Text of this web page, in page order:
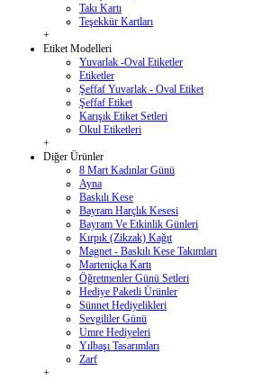
Takı Kartı
Teşekkür Kartları
+
Etiket Modelleri
Yuvarlak -Oval Etiketler
Etiketler
Şeffaf Yuvarlak - Oval Etiket
Şeffaf Etiket
Karışık Etiket Setleri
Okul Etiketleri
+
Diğer Ürünler
8 Mart Kadınlar Günü
Ayna
Baskılı Kese
Bayram Harçlık Kesesi
Bayram Ve Etkinlik Günleri
Kırpık (Zikzak) Kağıt
Magnet - Baskılı Kese Takımları
Marteniçka Kartı
Öğretmenler Günü Setleri
Hediye Paketli Ürünler
Sünnet Hediyelikleri
Sevgililer Günü
Umre Hediyeleri
Yılbaşı Tasarımları
Zarf
+